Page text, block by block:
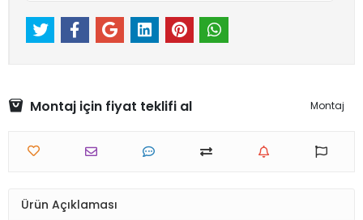
Montaj için fiyat teklifi al Montaj
Ürün Açıklaması